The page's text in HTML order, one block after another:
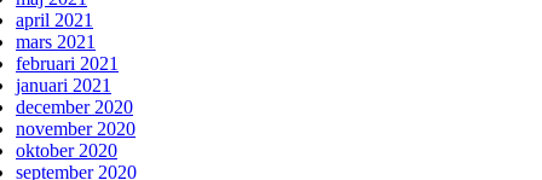
april 2021
mars 2021
februari 2021
januari 2021
december 2020
november 2020
oktober 2020
september 2020